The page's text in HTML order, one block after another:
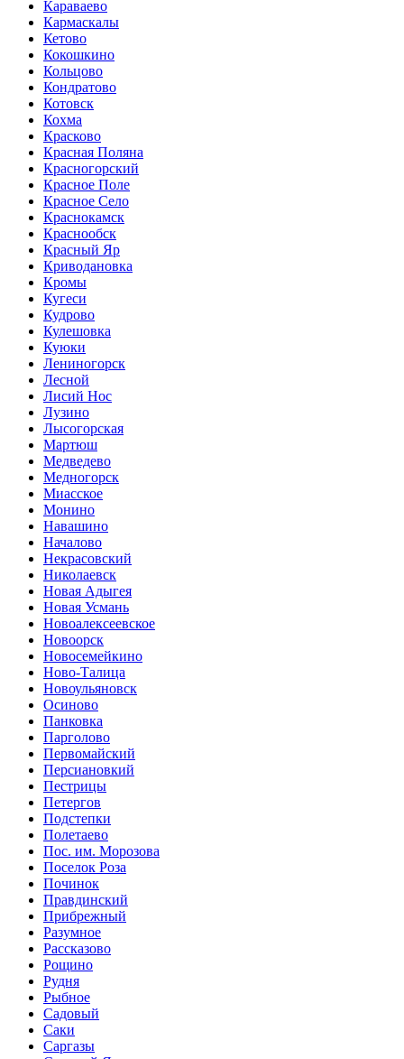
Караваево
Кармаскалы
Кетово
Кокошкино
Кольцово
Кондратово
Котовск
Кохма
Красково
Красная Поляна
Красногорский
Красное Поле
Красное Село
Краснокамск
Краснообск
Красный Яр
Криводановка
Кромы
Кугеси
Кудрово
Кулешовка
Куюки
Лениногорск
Лесной
Лисий Нос
Лузино
Лысогорская
Мартюш
Медведево
Медногорск
Миасское
Монино
Навашино
Началово
Некрасовский
Николаевск
Новая Адыгея
Новая Усмань
Новоалексеевское
Новоорск
Новосемейкино
Ново-Талица
Новоульяновск
Осиново
Панковка
Парголово
Первомайский
Персиановкий
Пестрицы
Петергов
Подстепки
Полетаево
Пос. им. Морозова
Поселок Роза
Починок
Правдинский
Прибрежный
Разумное
Рассказово
Рощино
Рудня
Рыбное
Садовый
Саки
Саргазы